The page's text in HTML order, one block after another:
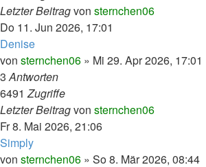
Letzter Beitragvon sternchen06
Do 11. Jun 2026, 17:01
Denise
von sternchen06 » Mi 29. Apr 2026, 17:01
3Antworten
6491Zugriffe
Letzter Beitragvon sternchen06
Fr 8. Mai 2026, 21:06
Simply
von sternchen06 » So 8. Mär 2026, 08:44